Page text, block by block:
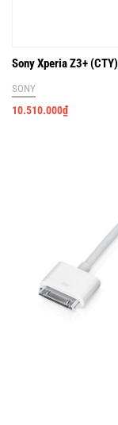
Sony Xperia Z3+ (CTY)
SONY
10.510.000₫